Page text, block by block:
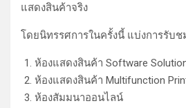
แสดงสินค้าจริง
โดยนิทรรศการในครั้งนี้ แบ่งการรับช
ห้องแสดงสินค้า Software
ห้องแสดงสินค้า Multifunction
ห้องสัมมนาออนไลน์